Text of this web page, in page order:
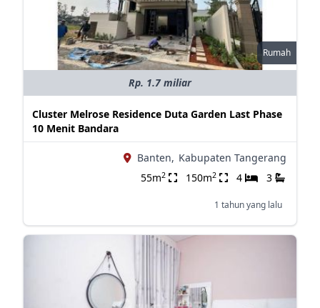
Rumah
Rp. 1.7 miliar
Cluster Melrose Residence Duta Garden Last Phase
10 Menit Bandara
Banten, Kabupaten Tangerang
55m2 150m2 4 3
1 tahun yang lalu